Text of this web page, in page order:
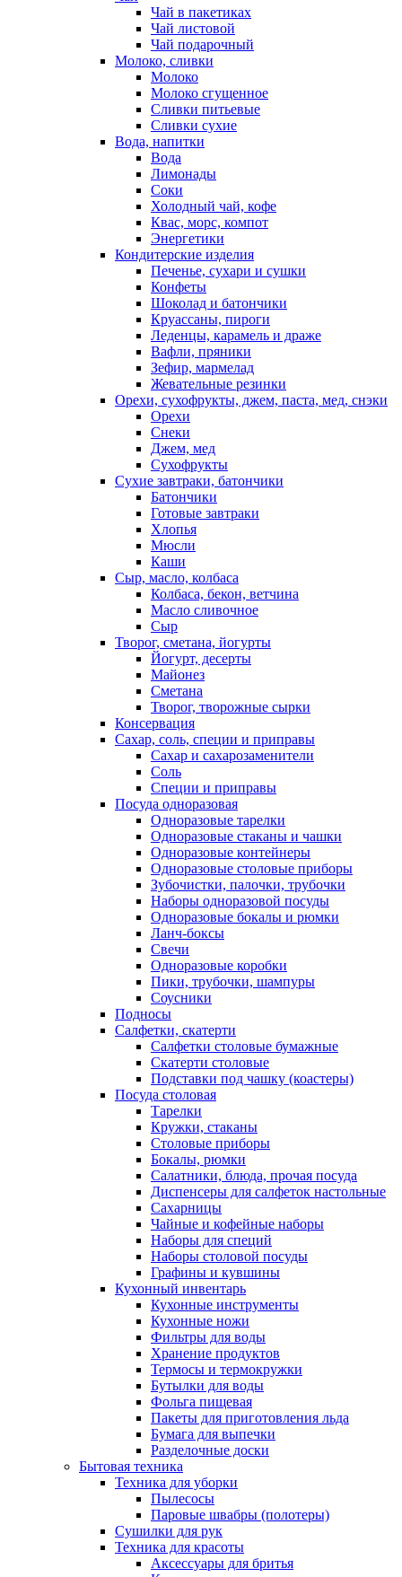
Чай в пакетиках
Чай листовой
Чай подарочный
Молоко, сливки
Молоко
Молоко сгущенное
Сливки питьевые
Сливки сухие
Вода, напитки
Вода
Лимонады
Соки
Холодный чай, кофе
Квас, морс, компот
Энергетики
Кондитерские изделия
Печенье, сухари и сушки
Конфеты
Шоколад и батончики
Круассаны, пироги
Леденцы, карамель и драже
Вафли, пряники
Зефир, мармелад
Жевательные резинки
Орехи, сухофрукты, джем, паста, мед, снэки
Орехи
Снеки
Джем, мед
Сухофрукты
Сухие завтраки, батончики
Батончики
Готовые завтраки
Хлопья
Мюсли
Каши
Сыр, масло, колбаса
Колбаса, бекон, ветчина
Масло сливочное
Сыр
Творог, сметана, йогурты
Йогурт, десерты
Майонез
Сметана
Творог, творожные сырки
Консервация
Сахар, соль, специи и приправы
Сахар и сахарозаменители
Соль
Специи и приправы
Посуда одноразовая
Одноразовые тарелки
Одноразовые стаканы и чашки
Одноразовые контейнеры
Одноразовые столовые приборы
Зубочистки, палочки, трубочки
Наборы одноразовой посуды
Одноразовые бокалы и рюмки
Ланч-боксы
Свечи
Одноразовые коробки
Пики, трубочки, шампуры
Соусники
Подносы
Салфетки, скатерти
Салфетки столовые бумажные
Скатерти столовые
Подставки под чашку (коастеры)
Посуда столовая
Тарелки
Кружки, стаканы
Столовые приборы
Бокалы, рюмки
Салатники, блюда, прочая посуда
Диспенсеры для салфеток настольные
Сахарницы
Чайные и кофейные наборы
Наборы для специй
Наборы столовой посуды
Графины и кувшины
Кухонный инвентарь
Кухонные инструменты
Кухонные ножи
Фильтры для воды
Хранение продуктов
Термосы и термокружки
Бутылки для воды
Фольга пищевая
Пакеты для приготовления льда
Бумага для выпечки
Разделочные доски
Бытовая техника
Техника для уборки
Пылесосы
Паровые швабры (полотеры)
Сушилки для рук
Техника для красоты
Аксессуары для бритья